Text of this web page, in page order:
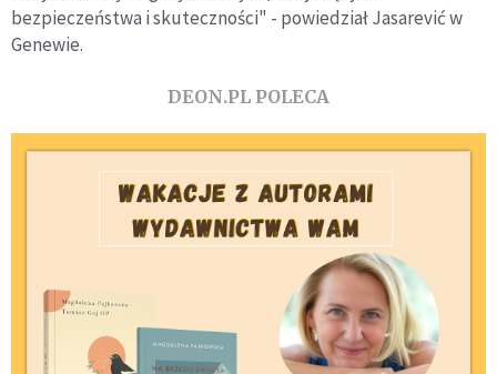
bezpieczeństwa i skuteczności" - powiedział Jasarević w
Genewie.
DEON.PL POLECA